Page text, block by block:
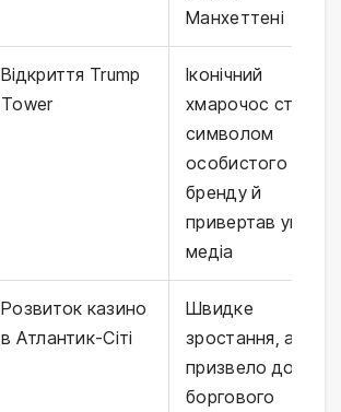
Манхеттені
Відкриття Trump
Tower
Іконічний
хмарочос став
символом
особистого
бренду й
привертав увагу
медіа
Розвиток казино
в Атлантик-Сіті
Швидке
зростання, але
призвело до
боргового